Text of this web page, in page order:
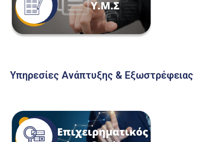
Υπηρεσίες Ανάπτυξης & Εξωστρέφειας